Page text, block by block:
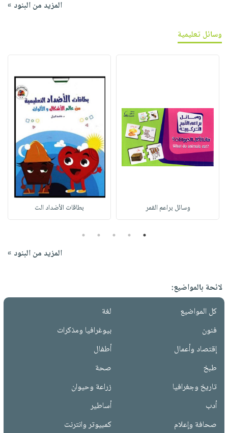
المزيد من البنود »
وسائل تعليمية
وسائل براعم القمر بطاقات الأضداد الت
1
2
3
4
5
المزيد من البنود »
لائحة بالمواضيع:
كل المواضيع
لغة
فنون
بيوغرافيا ومذكرات
إقتصاد وأعمال
أطفال
طبخ
صحة
تاريخ وجغرافيا
زراعة وحيوان
أدب
أساطير
صحافة وإعلام
كمبيوتر وانترنت